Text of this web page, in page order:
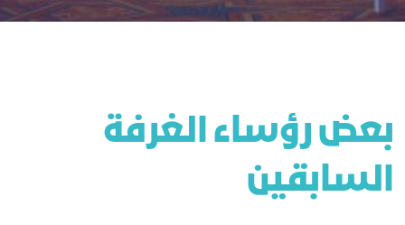
ﺑﻌﺾ رؤﺳﺎء اﻟﻐﺮﻓﺔ
اﻟﺴﺎﺑﻘﻴﻦ